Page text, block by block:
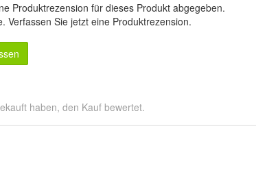
Produktrezension für dieses Produkt abgegeben.
Verfassen Sie jetzt eine Produktrezension.
haben, den Kauf bewertet.